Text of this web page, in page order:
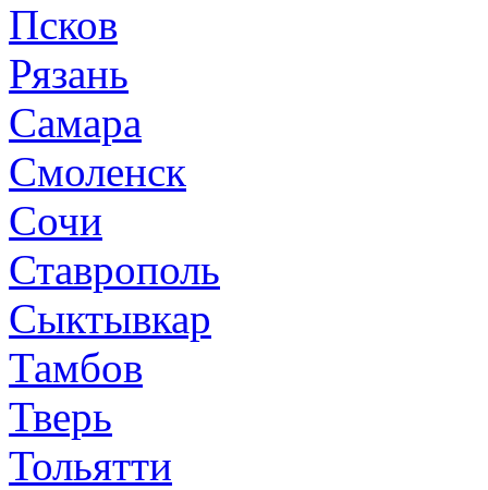
Псков
Рязань
Самара
Смоленск
Сочи
Ставрополь
Сыктывкар
Тамбов
Тверь
Тольятти